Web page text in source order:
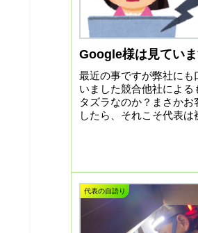
Google様は見ていま
最近の事ですが弊社に
いました競合他社による
タズラなのか？まさかお
したら、それこそ代表
代表の自語り